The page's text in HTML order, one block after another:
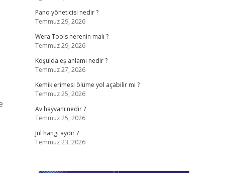
Pano yöneticisi nedir ?
Temmuz 29, 2026
Wera Tools nerenin malı ?
Temmuz 29, 2026
Koşulda eş anlamı nedir ?
Temmuz 27, 2026
Kemik erimesi ölüme yol açabilir mi ?
Temmuz 25, 2026
Av hayvanı nedir ?
Temmuz 25, 2026
Jul hangi aydır ?
Temmuz 23, 2026